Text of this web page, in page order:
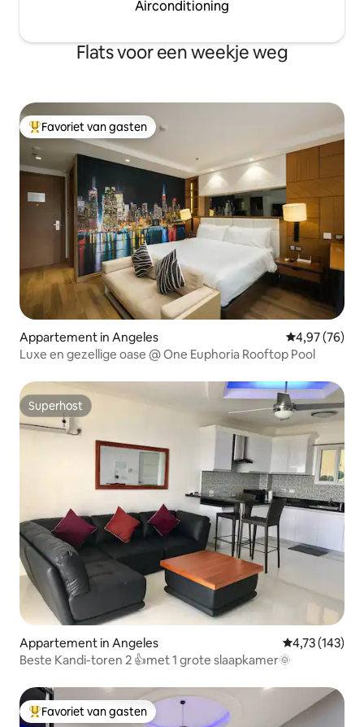
Airconditioning
Flats voor een weekje weg
Topfavoriet van gasten
Favoriet van gasten
Appartement in Angeles Gemiddelde
4,97 (76)
Luxe en gezellige oase @ One Euphoria Rooftop Pool
Superhost
Superhost
Appartement in Angeles Gemiddelde
4,73 (143)
Beste Kandi-toren 2 👍met 1 grote slaapkamer🌞
Topfavoriet van gasten
Favoriet van gasten